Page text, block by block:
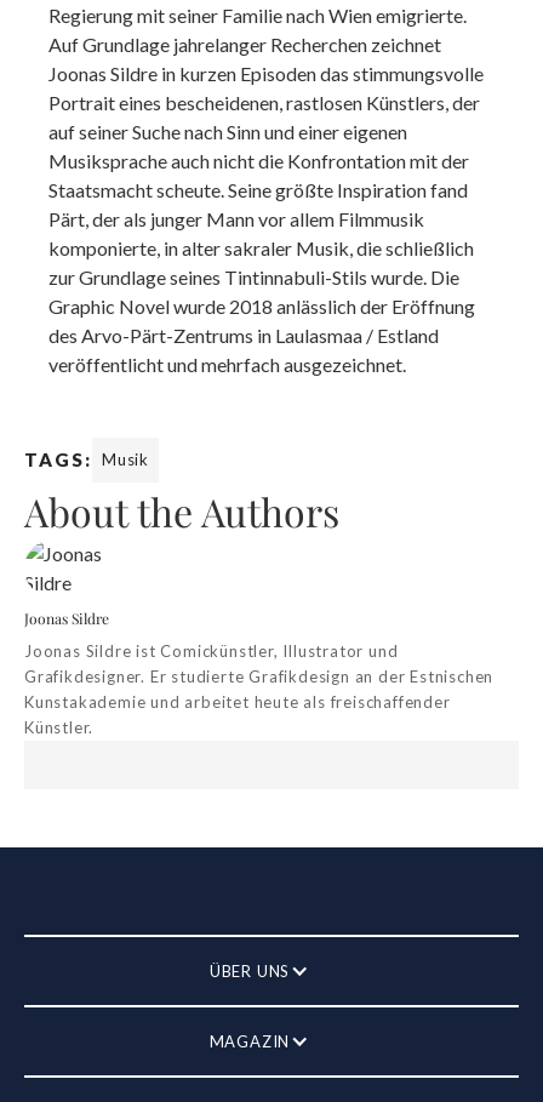
Regierung mit seiner Familie nach Wien emigrierte.
Auf Grundlage jahrelanger Recherchen zeichnet
Joonas Sildre in kurzen Episoden das stimmungsvolle
Portrait eines bescheidenen, rastlosen Künstlers, der
auf seiner Suche nach Sinn und einer eigenen
Musiksprache auch nicht die Konfrontation mit der
Staatsmacht scheute. Seine größte Inspiration fand
Pärt, der als junger Mann vor allem Filmmusik
komponierte, in alter sakraler Musik, die schließlich
zur Grundlage seines Tintinnabuli-Stils wurde. Die
Graphic Novel wurde 2018 anlässlich der Eröffnung
des Arvo-Pärt-Zentrums in Laulasmaa / Estland
veröffentlicht und mehrfach ausgezeichnet.
TAGS: Musik
About the Authors
Joonas Sildre
Joonas Sildre ist Comickünstler, Illustrator und
Grafikdesigner. Er studierte Grafikdesign an der Estnischen
Kunstakademie und arbeitet heute als freischaffender
Künstler.
ÜBER UNS
MAGAZIN